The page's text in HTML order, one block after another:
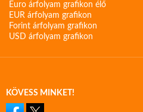
Euro árfolyam grafikon élő
EUR árfolyam grafikon
Forint árfolyam grafikon
USD árfolyam grafikon
KÖVESS MINKET!